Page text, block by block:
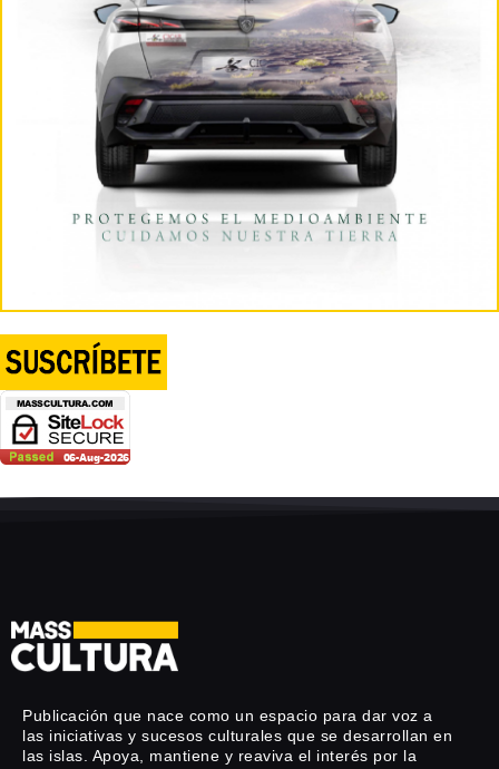
Publicación que nace como un espacio para dar voz a
las iniciativas y sucesos culturales que se desarrollan en
las islas. Apoya, mantiene y reaviva el interés por la